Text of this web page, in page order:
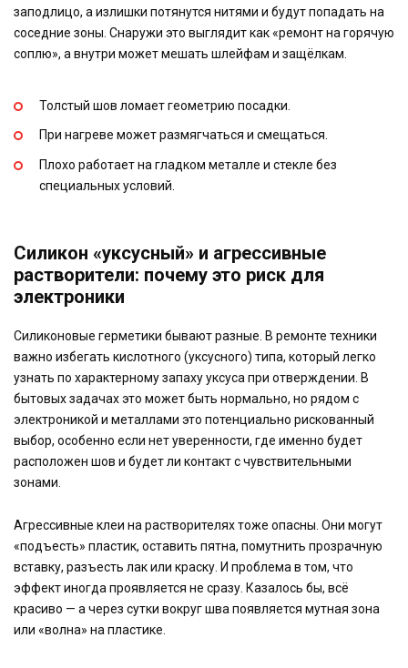
заподлицо, а излишки потянутся нитями и будут попадать на
соседние зоны. Снаружи это выглядит как «ремонт на горячую
соплю», а внутри может мешать шлейфам и защёлкам.
Толстый шов ломает геометрию посадки.
При нагреве может размягчаться и смещаться.
Плохо работает на гладком металле и стекле без
специальных условий.
Силикон «уксусный» и агрессивные
растворители: почему это риск для
электроники
Силиконовые герметики бывают разные. В ремонте техники
важно избегать кислотного (уксусного) типа, который легко
узнать по характерному запаху уксуса при отверждении. В
бытовых задачах это может быть нормально, но рядом с
электроникой и металлами это потенциально рискованный
выбор, особенно если нет уверенности, где именно будет
расположен шов и будет ли контакт с чувствительными
зонами.
Агрессивные клеи на растворителях тоже опасны. Они могут
«подъесть» пластик, оставить пятна, помутнить прозрачную
вставку, разъесть лак или краску. И проблема в том, что
эффект иногда проявляется не сразу. Казалось бы, всё
красиво — а через сутки вокруг шва появляется мутная зона
или «волна» на пластике.